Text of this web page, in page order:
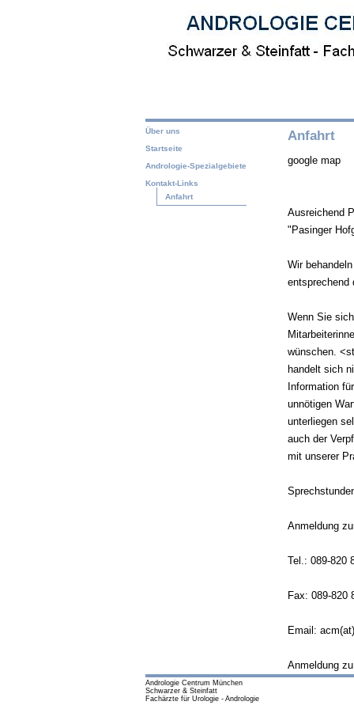
Über uns
Startseite
Andrologie-Spezialgebiete
Kontakt-Links
Anfahrt
Anfahrt
google map
Ausreichend
"Pasinger
Wir
entsprechend
Wenn Sie
wünschen.
handelt sich
Information
unnötigen
unterliegen
auch der
mit unserer
Anmeldung
Tel.: 089-820
Fax: 089-820
Email:
Anmeldung
Andrologie Centrum München
Schwarzer & Steinfatt
Fachärzte für Urologie - Andrologie